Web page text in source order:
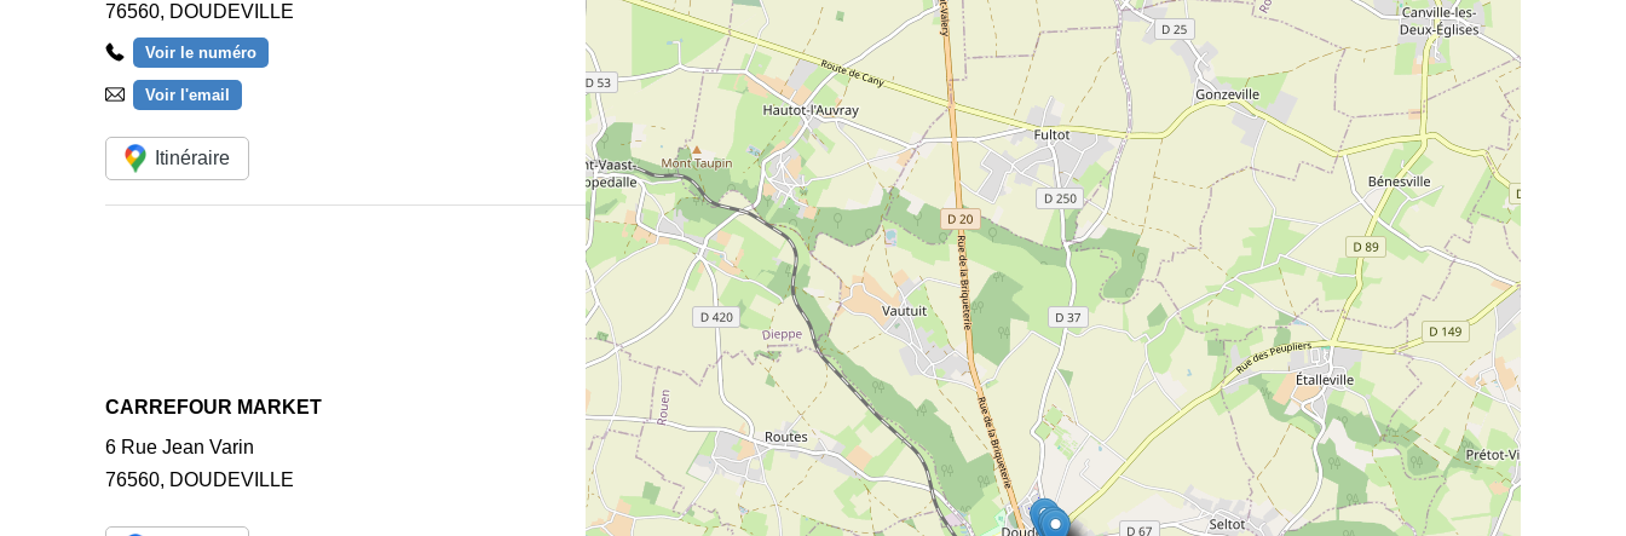
76560, DOUDEVILLE
Voir le numéro
Voir l'email
Itinéraire
CARREFOUR MARKET
6 Rue Jean Varin
76560, DOUDEVILLE